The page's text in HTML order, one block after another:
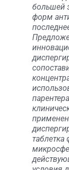
большей
форм